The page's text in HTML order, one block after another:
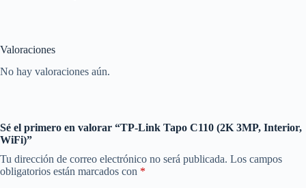
Valoraciones
No hay valoraciones aún.
Sé el primero en valorar “TP-Link Tapo C110 (2K 3MP, Interior,
WiFi)”
Tu dirección de correo electrónico no será publicada. Los campos
obligatorios están marcados con *